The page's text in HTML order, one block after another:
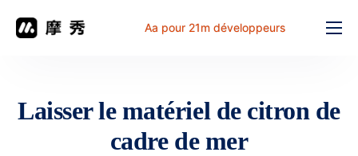
Aa pour 21m développeurs
document
Laisser le matériel de citron de
cadre de mer